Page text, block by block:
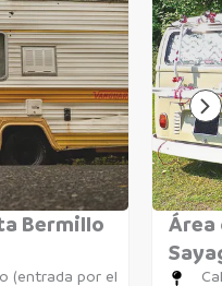
Bermillo
(entrada por el
Área